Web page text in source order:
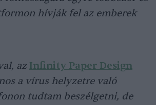
hívják fel az emberek
az Infinity Paper Design
a vírus helyzetre való
tudtam beszélgetni, de